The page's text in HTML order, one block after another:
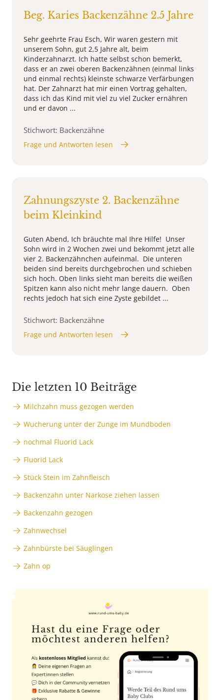
Beg. Karies Backenzähne 2.5 Jahre
Sehr geehrte Frau Esch, Wir waren gestern mit
unserem Sohn, gut 2,5 Jahre alt, beim
Kinderzahnarzt. Ich hatte selbst schon bemerkt,
dass er an zwei oberen Backenzähnen (einmal links
und einmal rechts) kleinste schwarze Verfärbungen
hat. Der Zahnarzt hat mir einen Vortrag gehalten,
dass ich das Kind mit viel zu viel Zucker ernähren
und er davon ...
Stichwort: Backenzähne
Frage und Antworten lesen
Zahnungszyste 2. Backenzähne
beim Kleinkind
Guten Abend, Ich bräuchte mal Ihre Hilfe! Unser
Sohn wird in 2 Wochen zwei und bekommt jetzt alle
vier 2. Backenzähnchen aufeinmal. Die unteren
beiden sind bereits durchgebrochen und schieben
sich hoch. Oben links sieht man bereits die weißen
Spitzen kann also nicht mehr lange dauern. Oben
rechts jedoch hat sich eine Zyste gebildet ...
Stichwort: Backenzähne
Frage und Antworten lesen
Die letzten 10 Beiträge
Milchzahn muss gezogen werden
Wucherung unter der Zunge im Mundboden
nochmal Fluorid Lack
Fluorid Lack
Stück Stein im Zahnfleisch
Backenzahn unter Narkose ziehen lassen
Backenzahn gezogen
Zahnwechsel
Zahnbürste bei Säuglingen
Zahn op